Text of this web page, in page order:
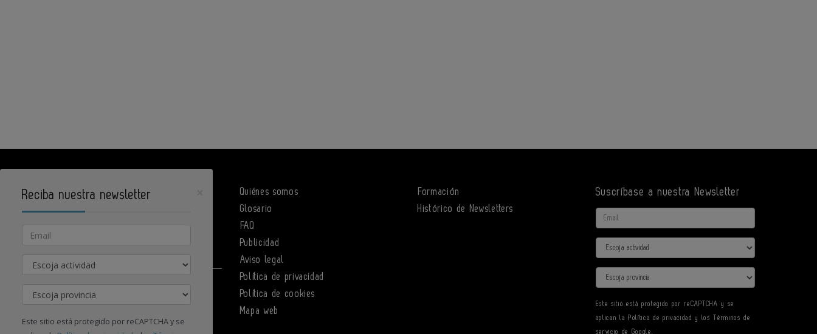
Contacte con nosotros
Quiénes somos
Glosario
FAQ
Publicidad
Aviso legal
Política de privacidad
Política de cookies
Mapa web
Formación
Histórico de Newsletters
Suscríbase a nuestra Newsletter
Email
Actividad
Provincia
Este sitio está protegido por reCAPTCHA y se
aplican la Política de privacidad y los Términos de
servicio de Google.
Reciba nuestra newsletter
Email
Actividad
Provincia
Este sitio está protegido por reCAPTCHA y se